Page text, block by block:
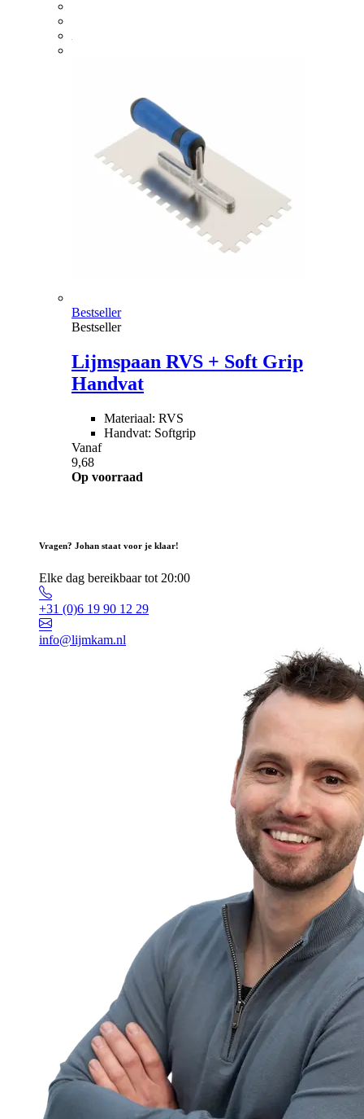
Bestseller
Bestseller
Lijmspaan RVS + Soft Grip
Handvat
Materiaal: RVS
Handvat: Softgrip
Vanaf
9,68
Op voorraad
Vragen? Johan staat voor je klaar!
Elke dag bereikbaar tot 20:00
+31 (0)6 19 90 12 29
info@lijmkam.nl